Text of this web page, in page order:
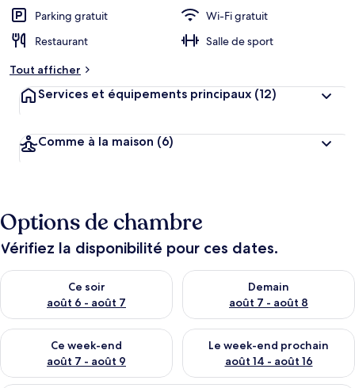
Parking gratuit
Wi-Fi gratuit
Restaurant
Salle de sport
Tout afficher
Services et équipements principaux (12)
Comme à la maison (6)
Options de chambre
Vérifiez la disponibilité pour ces dates.
Ce soir
août 6 - août 7
Vérifier la disponibilité pour ce soir août 6 - août 7
Demain
août 7 - août 8
Vérifier la disponibilité pour
Ce week-end
août 7 - août 9
Vérifier la disponibilité pour ce week-end août 7 - août 9
Le week-end prochain
août 14 - août 16
Vérifier la disponibilité pour